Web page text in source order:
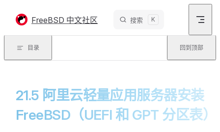
FreeBSD 中文社区 搜索 K
目录 回到顶部
21.5 阿里云轻量应用服务器安装
FreeBSD（UEFI 和 GPT 分区表）